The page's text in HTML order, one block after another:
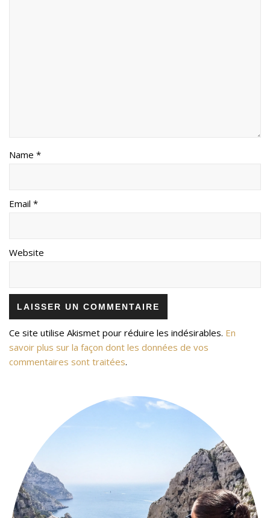
Name *
Email *
Website
Ce site utilise Akismet pour réduire les indésirables. En
savoir plus sur la façon dont les données de vos
commentaires sont traitées.